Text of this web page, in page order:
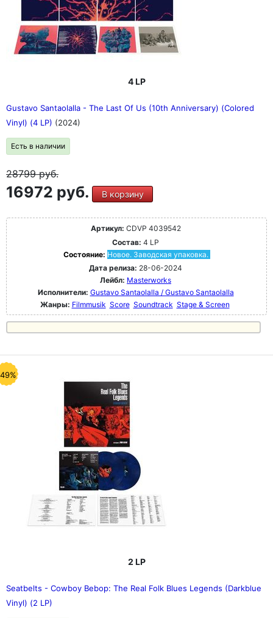
4 LP
Gustavo Santaolalla - The Last Of Us (10th Anniversary) (Colored
Vinyl) (4 LP) (2024)
Есть в наличии
28799руб.
16972 руб. В корзину
Артикул: CDVP 4039542
Состав: 4 LP
Состояние: Новое. Заводская упаковка.
Дата релиза: 28-06-2024
Лейбл: Masterworks
Исполнители: Gustavo Santaolalla / Gustavo Santaolalla
Жанры: Filmmusik Score Soundtrack Stage & Screen
2 LP
Seatbelts - Cowboy Bebop: The Real Folk Blues Legends (Darkblue
Vinyl) (2 LP)